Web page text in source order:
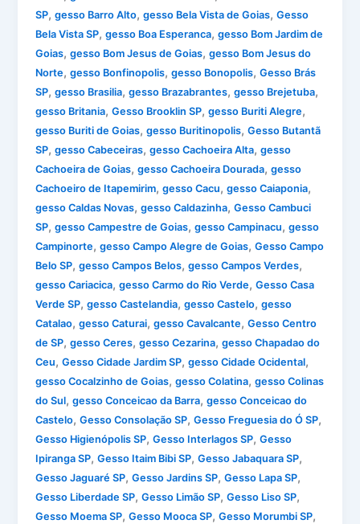
SP,gesso Barro Alto,gesso Bela Vista de Goias,Gesso
Bela Vista SP,gesso Boa Esperanca,gesso Bom Jardim de
Goias,gesso Bom Jesus de Goias,gesso Bom Jesus do
Norte,gesso Bonfinopolis,gesso Bonopolis,Gesso Brás
SP,gesso Brasilia,gesso Brazabrantes,gesso Brejetuba,
gesso Britania,Gesso Brooklin SP,gesso Buriti Alegre,
gesso Buriti de Goias,gesso Buritinopolis,Gesso Butantã
SP,gesso Cabeceiras,gesso Cachoeira Alta,gesso
Cachoeira de Goias,gesso Cachoeira Dourada,gesso
Cachoeiro de Itapemirim,gesso Cacu,gesso Caiaponia,
gesso Caldas Novas,gesso Caldazinha,Gesso Cambuci
SP,gesso Campestre de Goias,gesso Campinacu,gesso
Campinorte,gesso Campo Alegre de Goias,Gesso Campo
Belo SP,gesso Campos Belos,gesso Campos Verdes,
gesso Cariacica,gesso Carmo do Rio Verde,Gesso Casa
Verde SP,gesso Castelandia,gesso Castelo,gesso
Catalao,gesso Caturai,gesso Cavalcante,Gesso Centro
de SP,gesso Ceres,gesso Cezarina,gesso Chapadao do
Ceu,Gesso Cidade Jardim SP,gesso Cidade Ocidental,
gesso Cocalzinho de Goias,gesso Colatina,gesso Colinas
do Sul,gesso Conceicao da Barra,gesso Conceicao do
Castelo,Gesso Consolação SP,Gesso Freguesia do Ó SP,
Gesso Higienópolis SP,Gesso Interlagos SP,Gesso
Ipiranga SP,Gesso Itaim Bibi SP,Gesso Jabaquara SP,
Gesso Jaguaré SP,Gesso Jardins SP,Gesso Lapa SP,
Gesso Liberdade SP,Gesso Limão SP,Gesso Liso SP,
Gesso Moema SP,Gesso Mooca SP,Gesso Morumbi SP,